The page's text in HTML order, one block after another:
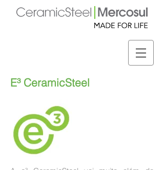
E³ CeramicSteel